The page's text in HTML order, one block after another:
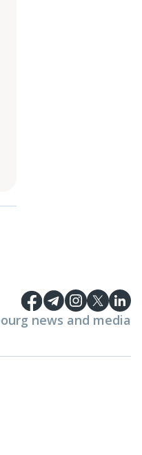
news and media